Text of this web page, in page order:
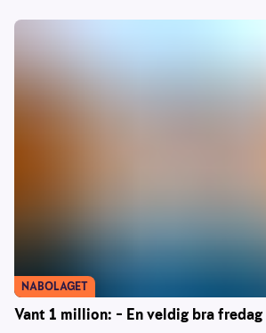
Vant 1 million: – En veldig bra fredag
NABOLAGET